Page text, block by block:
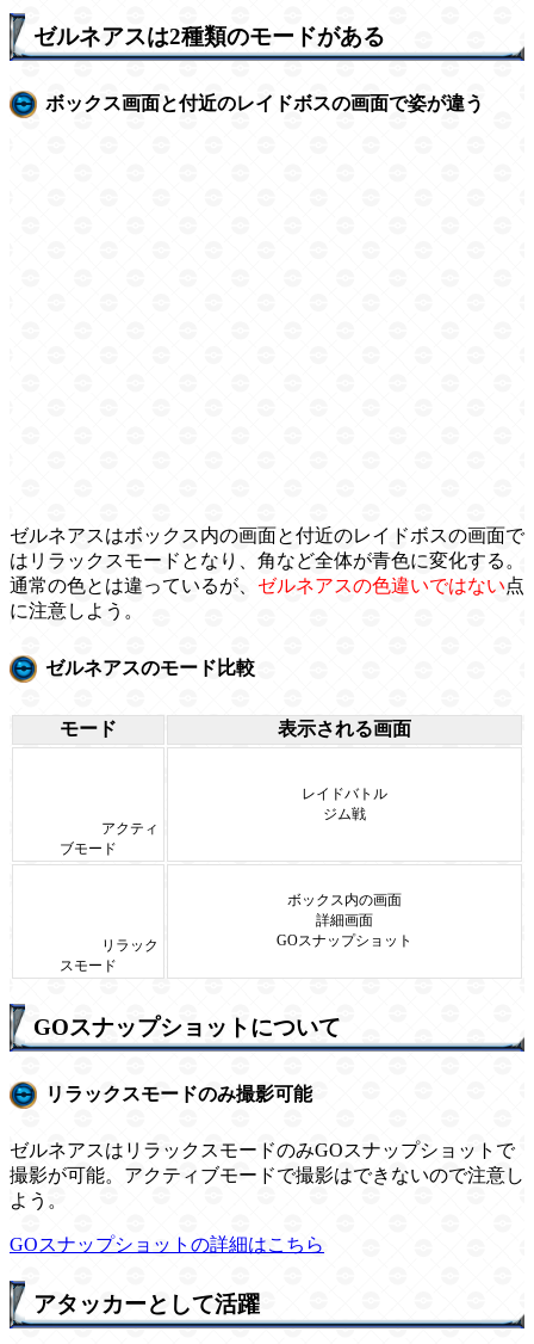
ゼルネアスは2種類のモードがある
ボックス画面と付近のレイドボスの画面で姿が違う
ゼルネアスはボックス内の画面と付近のレイドボスの画面で
はリラックスモードとなり、角など全体が青色に変化する。
通常の色とは違っているが、 ゼルネアスの色違いではない点
に注意しよう。
ゼルネアスのモード比較
モード 表示される画面
アクティ
ブモード
レイドバトル
ジム戦
リラック
スモード
ボックス内の画面
詳細画面
GOスナップショット
GOスナップショットについて
リラックスモードのみ撮影可能
ゼルネアスはリラックスモードのみGOスナップショットで
撮影が可能。アクティブモードで撮影はできないので注意し
よう。
GOスナップショットの詳細はこちら
アタッカーとして活躍